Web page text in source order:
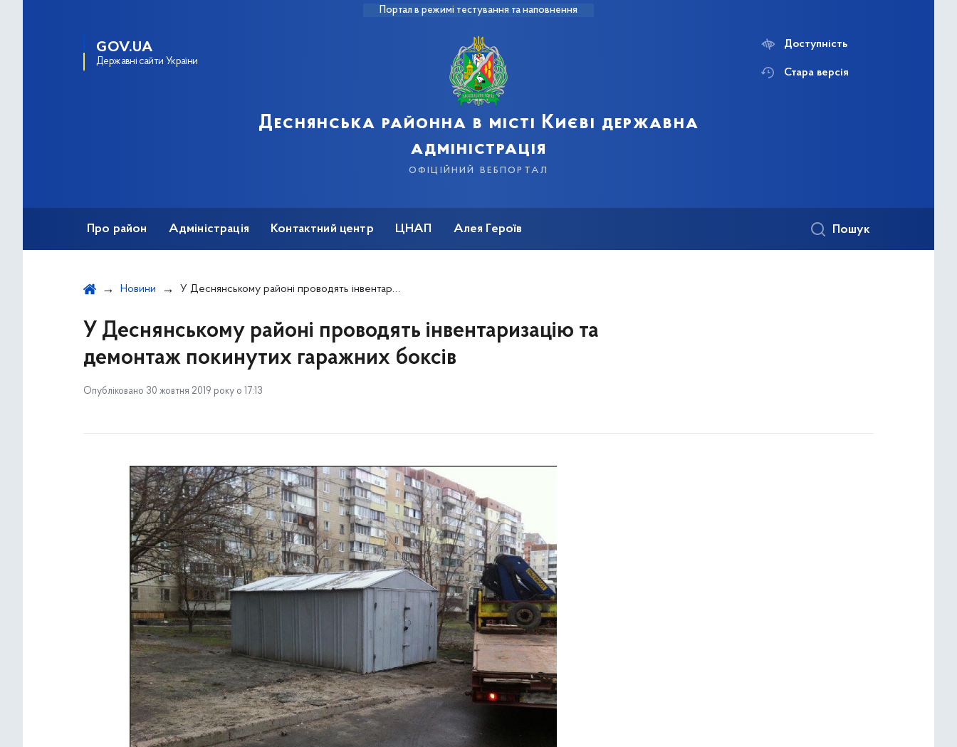
Портал в режимі тестування та наповнення
GOV.UA
Державні сайти України
Деснянська районна в місті Києві державна
адміністрація
офіційний вебпортал
Доступність
Стара версія
Про район Адміністрація Контактний центр ЦНАП Алея Героїв Пошук
Новини У Деснянському районі проводять інвентаризацію та демонтаж покинутих гаражних боксів
У Деснянському районі проводять інвентаризацію та
демонтаж покинутих гаражних боксів
Опубліковано 30 жовтня 2019 року о 17:13